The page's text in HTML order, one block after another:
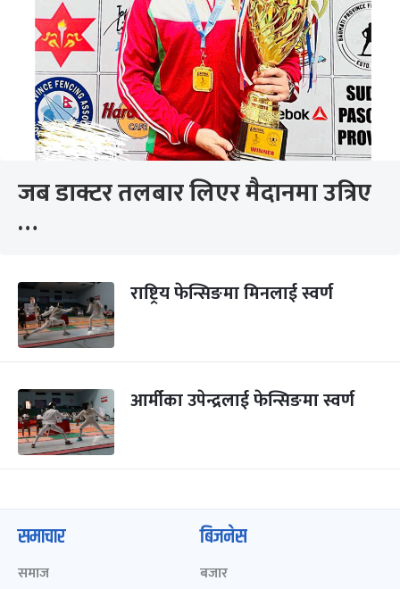
जब डाक्टर तलबार लिएर मैदानमा उत्रिए
…
राष्ट्रिय फेन्सिङमा मिनलाई स्वर्ण
आर्मीका उपेन्द्रलाई फेन्सिङमा स्वर्ण
समाचार
समाज
बिजनेस
बजार